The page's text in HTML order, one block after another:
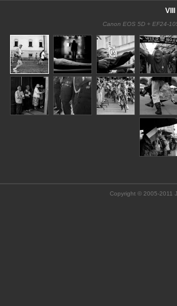
Canon EOS 5D + EF24-
Copyright © 2005-2011